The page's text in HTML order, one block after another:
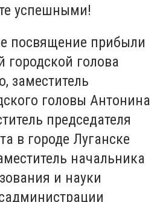
успешными!
посвящение прибыли
городской голова
заместитель
головы Антонина
председателя
в городе Луганске
начальника
и науки